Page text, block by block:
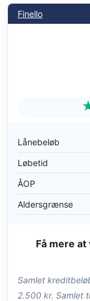
Finello
Lånebeløb
Løbetid
ÅOP
Aldersgrænse
Få mere at
Samlet
2.500 kr. Samlet